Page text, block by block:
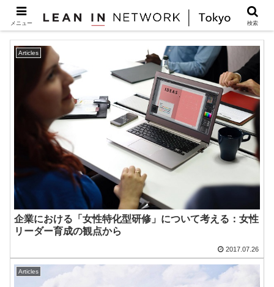
2017-07
Articles
企業における「女性特化型研修」について考える：女性
リーダー育成の観点から
2017.07.26
Articles
メニュー 検索